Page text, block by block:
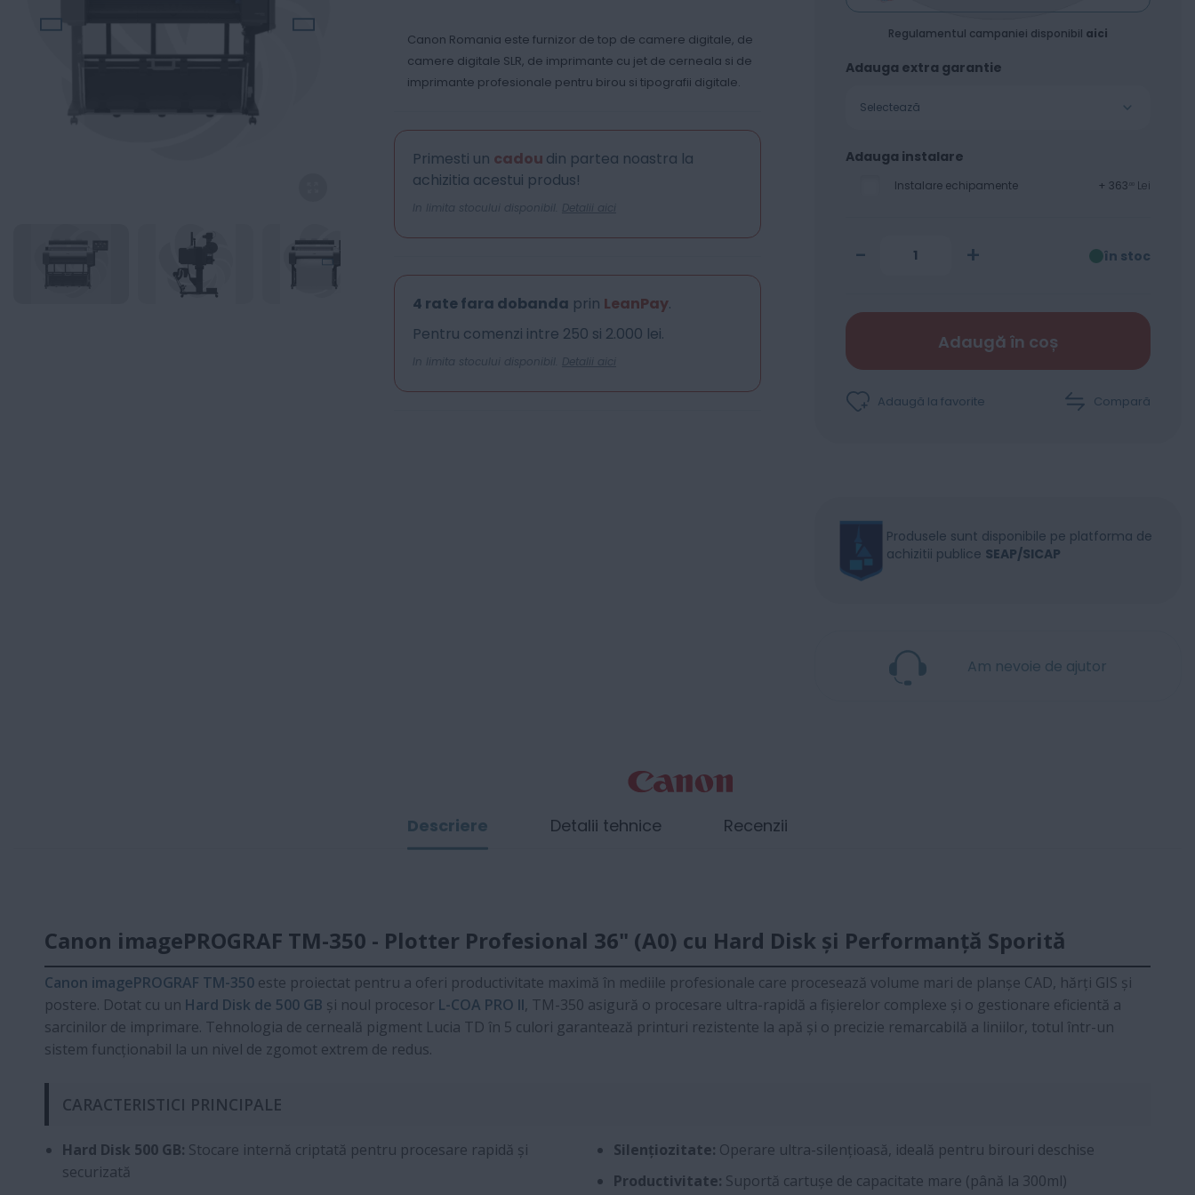
Canon Romania este furnizor de top de camere digitale, de
camere digitale SLR, de imprimante cu jet de cerneala si de
imprimante profesionale pentru birou si tipografii digitale.
Primesti un cadou din partea noastra la
achizitia acestui produs!
In limita stocului disponibil. Detalii aici
4 rate fara dobanda prin LeanPay.
Pentru comenzi intre 250 si 2.000 lei.
In limita stocului disponibil. Detalii aici
Standard 80 gsm
Regulamentul campaniei disponibil aici
Adauga extra garantie
Selectează
Adauga instalare
Instalare echipamente + 363 Lei
- + în stoc
Adaugă în coș
Adaugă la favorite Compară
Produsele sunt disponibile pe platforma de
achizitii publice SEAP/SICAP
Am nevoie de ajutor
Descriere
Canon imagePROGRAF TM-350 - Plotter Profesional 36" (A0) cu Hard Disk și Performanță Sporită
Canon imagePROGRAF TM-350 este proiectat pentru a oferi productivitate maximă în mediile profesionale care procesează volume mari de planșe CAD, hărți GIS și
postere. Dotat cu un Hard Disk de 500 GB și noul procesor L-COA PRO II, TM-350 asigură o procesare ultra-rapidă a fișierelor complexe și o gestionare eficientă a
sarcinilor de imprimare. Tehnologia de cerneală pigment Lucia TD în 5 culori garantează printuri rezistente la apă și o precizie remarcabilă a liniilor, totul într-un
sistem funcționabil la un nivel de zgomot extrem de redus.
CARACTERISTICI PRINCIPALE
Hard Disk 500 GB: Stocare internă criptată pentru procesare rapidă și
securizată
Silențiozitate: Operare ultra-silențioasă, ideală pentru birouri deschise
Productivitate: Suportă cartușe de capacitate mare (până la 300ml)
Detalii tehnice Recenzii